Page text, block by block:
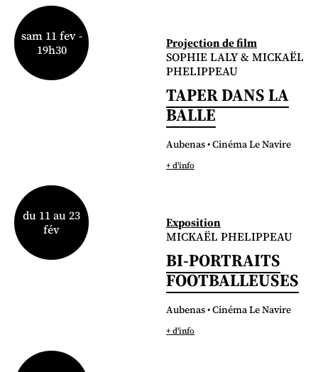
Projection de film
sam 11 fev -
19h30
SOPHIE LALY & MICKAËL
PHELIPPEAU
TAPER DANS LA
BALLE
Aubenas • Cinéma Le Navire
+ d'info
Exposition
du 11 au 23
fév
MICKAËL PHELIPPEAU
BI-PORTRAITS
FOOTBALLEUSES
Aubenas • Cinéma Le Navire
+ d'info